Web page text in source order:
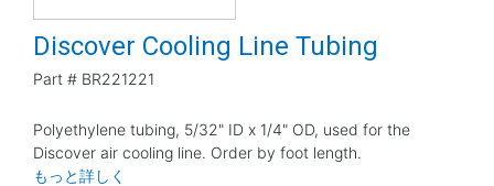
Discover Cooling Line Tubing
Part # BR221221
Polyethylene tubing, 5/32" ID x 1/4" OD, used for the
Discover air cooling line. Order by foot length.
もっと詳しく